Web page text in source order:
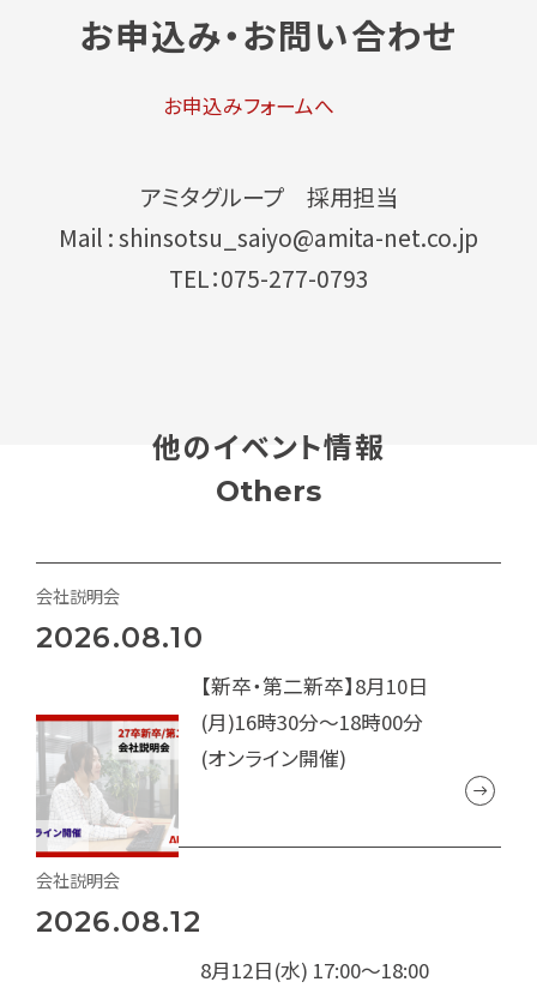
お申込み・お問い合わせ
お申込みフォームへ
アミタグループ 採用担当
Mail : shinsotsu_saiyo@amita-net.co.jp
TEL：075-277-0793
他のイベント情報
Others
2026.08.10
【新卒・第二新卒】8月10日
(月)16時30分～18時00分
(オンライン開催)
会社説明会
2026.08.12
8月12日(水) 17:00～18:00
会社説明会